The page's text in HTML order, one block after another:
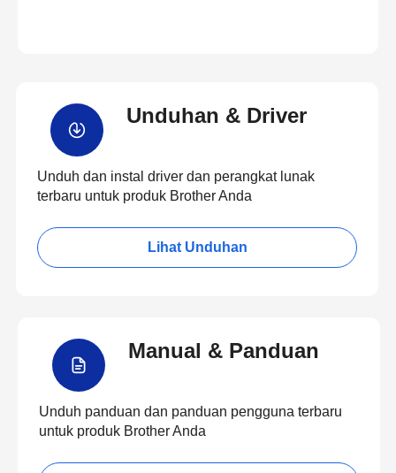
Unduhan & Driver
Unduh dan instal driver dan perangkat lunak
terbaru untuk produk Brother Anda
Lihat Unduhan
Manual & Panduan
Unduh panduan dan panduan pengguna terbaru
untuk produk Brother Anda